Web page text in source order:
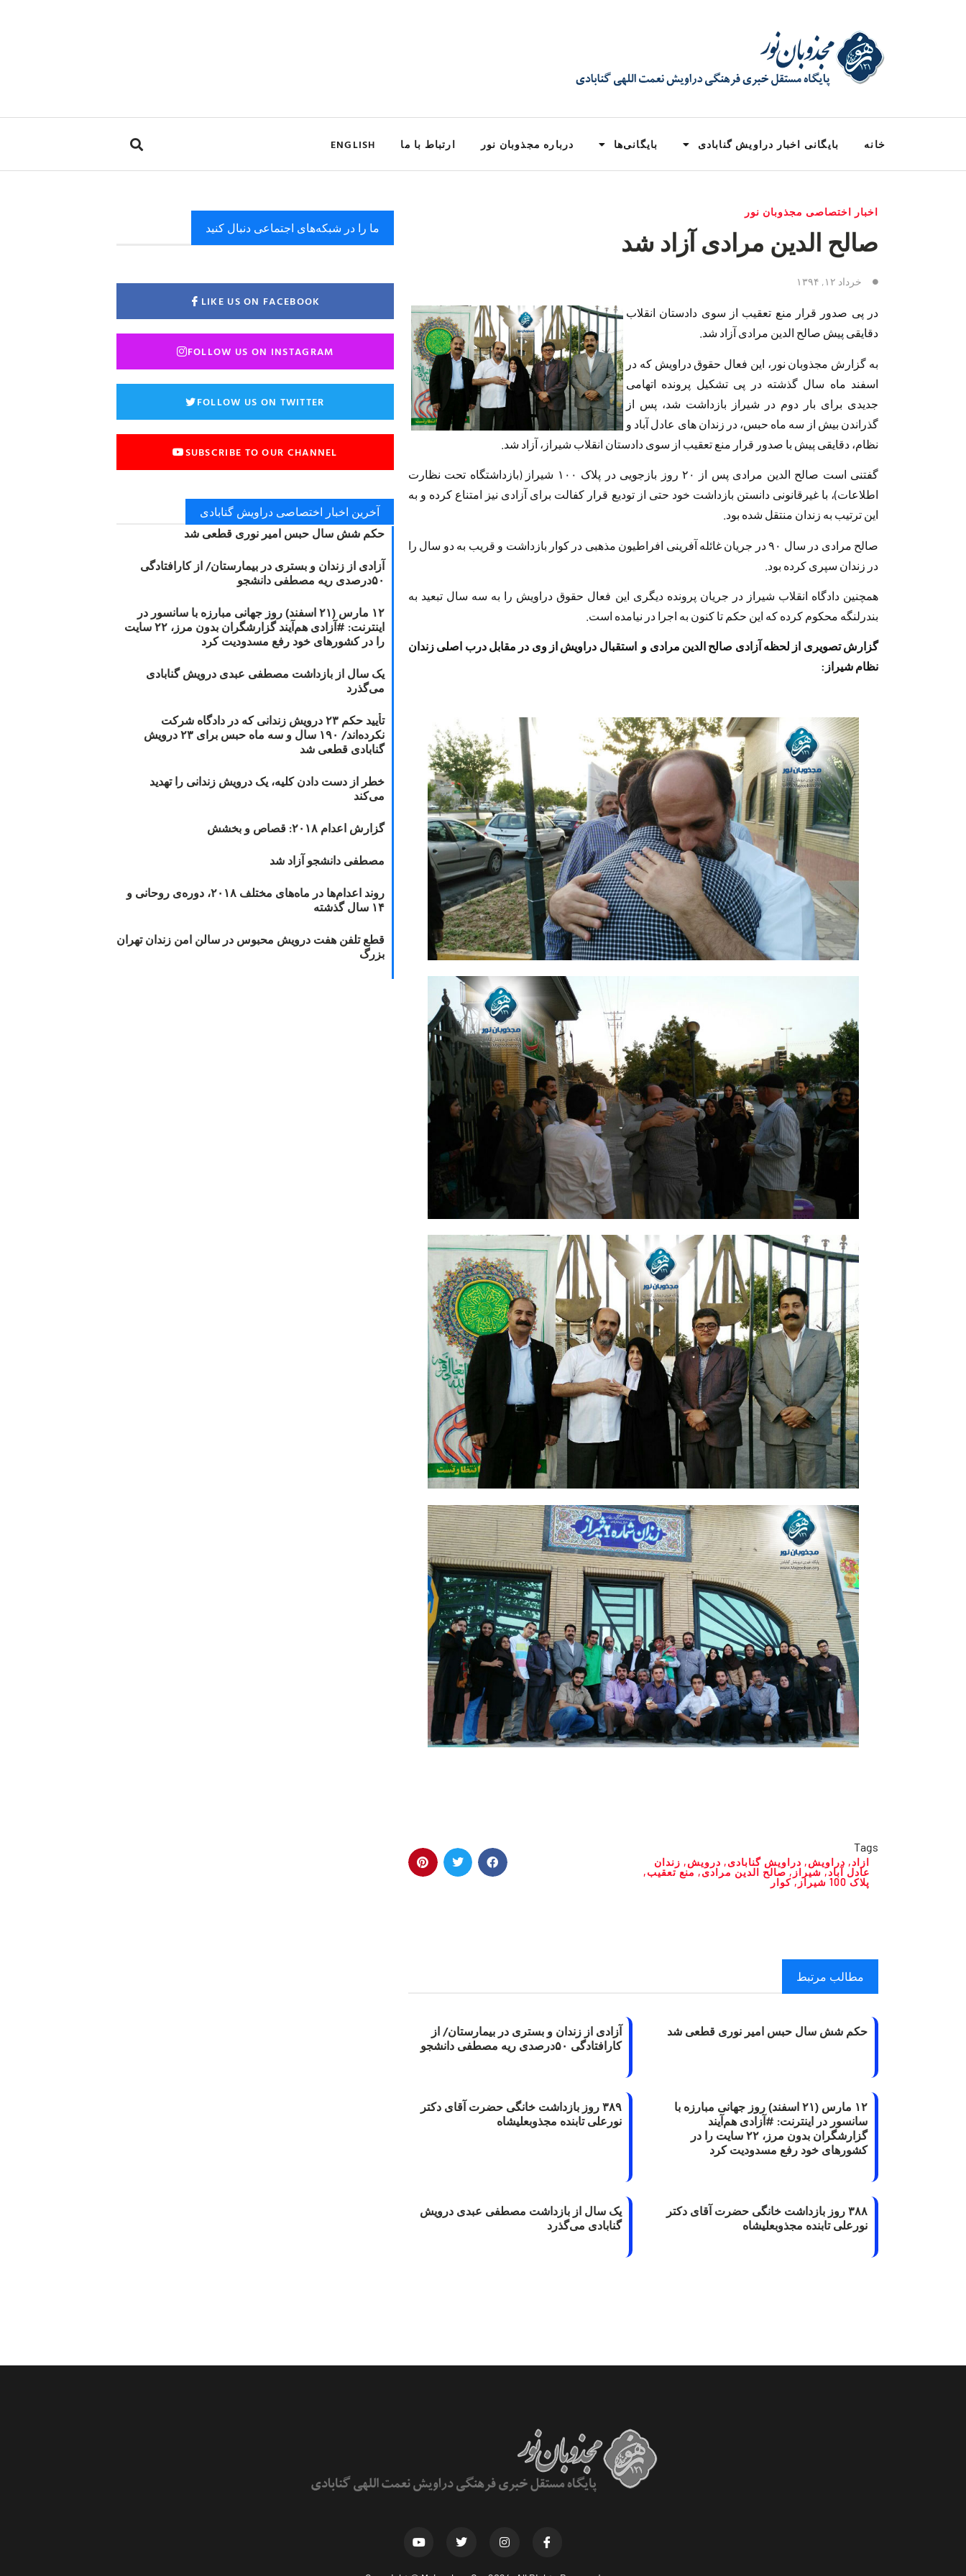
خانه بایگانی اخبار دراویش گنابادی بایگانی‌ها درباره مجذوبان نور ارتباط با ما ENGLISH
اخبار اختصاصی مجذوبان نور
صالح الدین مرادی آزاد شد
خرداد ۱۲, ۱۳۹۴
در پی صدور قرار منع تعقیب از سوی دادستان انقلاب
دقایقی پیش صالح الدین مرادی آزاد شد.
به گزارش مجذوبان نور، این فعال حقوق دراویش که در
اسفند ماه سال گذشته در پی تشکیل پرونده اتهامی
جدیدی برای بار دوم در شیراز بازداشت شد، پس از
گذراندن بیش از سه ماه حبس، در زندان های عادل آباد و
نظام، دقایقی پیش با صدور قرار منع تعقیب از سوی دادستان انقلاب شیراز، آزاد شد.
گفتنی است صالح الدین مرادی پس از ۲۰ روز بازجویی در پلاک ۱۰۰ شیراز (بازداشتگاه تحت نظارت
اطلاعات)، با غیرقانونی دانستن بازداشت خود حتی از تودیع قرار کفالت برای آزادی نیز امتناع کرده و به
این ترتیب به زندان منتقل شده بود.
صالح مرادی در سال ۹۰ در جریان غائله آفرینی افراطیون مذهبی در کوار بازداشت و قریب به دو سال را
در زندان سپری کرده بود.
همچنین دادگاه انقلاب شیراز در جریان پرونده دیگری این فعال حقوق دراویش را به سه سال تبعید به
بندرلنگه محکوم کرده که این حکم تا کنون به اجرا در نیامده است.
گزارش تصویری از لحظه آزادی صالح الدین مرادی و استقبال دراویش از وی در مقابل درب اصلی زندان
نظام شیراز:
Tags
ازاد, دراویش, دراویش گنابادی, درویش, زندان
عادل آباد, شیراز, صالح الدین مرادی, منع تعقیب,
پلاک 100 شیراز
,کوار
مطالب مرتبط
حکم شش سال حبس امیر نوری قطعی شد
آزادی از زندان و بستری در بیمارستان/ از
کارافتادگی ۵۰درصدی ریه مصطفی دانشجو
۱۲ مارس (۲۱ اسفند) روز جهانی مبارزه با
سانسور در اینترنت: #آزادی هم‌آیند
گزارشگران‌ بدون مرز، ۲۲ سایت را در
کشورهای خود رفع مسدودیت کرد
۳۸۹ روز بازداشت خانگی حضرت آقای دکتر
نورعلی تابنده مجذوبعلیشاه
۳۸۸ روز بازداشت خانگی حضرت آقای دکتر
نورعلی تابنده مجذوبعلیشاه
یک سال از بازداشت مصطفی عبدی درویش
گنابادی می‌گذرد
ما را در شبکه‌های اجتماعی دنبال کنید
LIKE US ON FACEBOOK
FOLLOW US ON INSTAGRAM
FOLLOW US ON TWITTER
SUBSCRIBE TO OUR CHANNEL
آخرین اخبار اختصاصی دراویش گنابادی
حکم شش سال حبس امیر نوری قطعی شد
آزادی از زندان و بستری در بیمارستان/ از کارافتادگی
۵۰درصدی ریه مصطفی دانشجو
۱۲ مارس (۲۱ اسفند) روز جهانی مبارزه با سانسور در
اینترنت: #آزادی هم‌آیند گزارشگران‌ بدون مرز، ۲۲ سایت
را در کشورهای خود رفع مسدودیت کرد
یک سال از بازداشت مصطفی عبدی درویش گنابادی
می‌گذرد
تأیید حکم ۲۳ درویش زندانی که در دادگاه شرکت
نکرده‌اند/ ۱۹۰ سال و سه ماه حبس برای ۲۳ درویش
گنابادی قطعی شد
خطر از دست دادن کلیه، یک درویش زندانی را تهدید
می‌کند
گزارش اعدام ۲۰۱۸: قصاص و بخشش
مصطفی دانشجو آزاد شد
روند اعدام‌ها در ماه‌های مختلف ۲۰۱۸، دوره‌ی روحانی و
۱۴ سال گذشته
قطع تلفن هفت درویش محبوس در سالن امن زندان تهران
بزرگ